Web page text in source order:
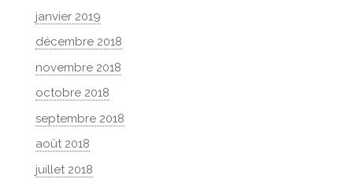
janvier 2019
décembre 2018
novembre 2018
octobre 2018
septembre 2018
août 2018
juillet 2018